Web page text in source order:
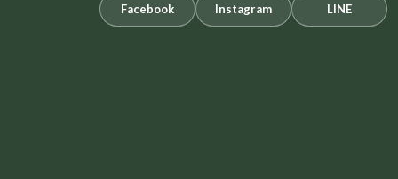
Facebook Instagram LINE